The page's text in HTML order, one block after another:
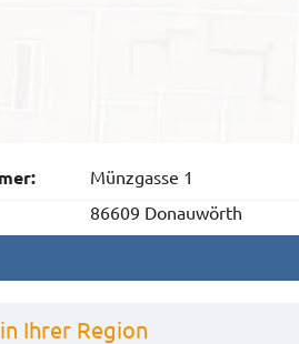
: Münzgasse 1
86609 Donauwörth
Ihrer Region